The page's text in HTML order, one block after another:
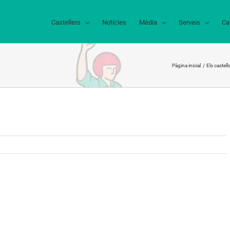
Castellers Notícies Mèdia Serveis
Pàgina inicial Els